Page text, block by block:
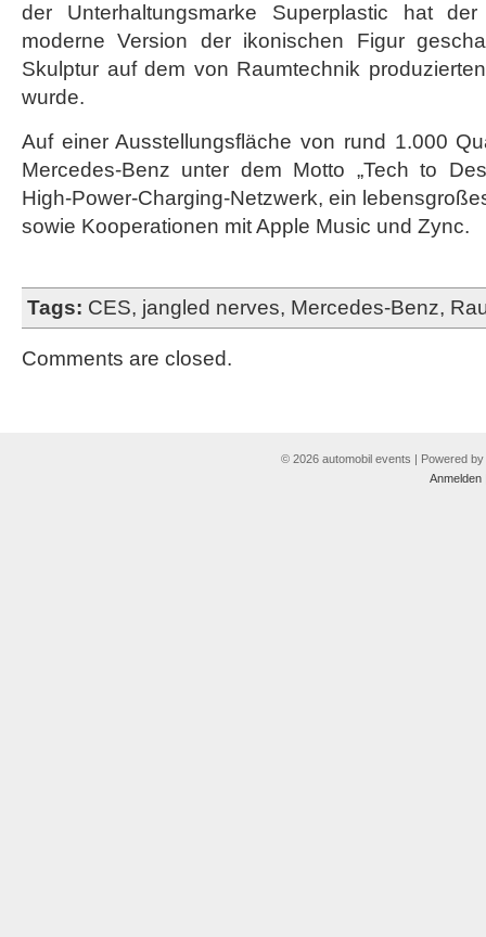
der Unterhaltungsmarke Superplastic hat
moderne Version der ikonischen Figur
Skulptur auf dem von Raumtechnik
wurde.
Auf einer Ausstellungsfläche von rund 1.000
Mercedes-Benz unter dem Motto „Tech to
High-Power-Charging-Netzwerk, ein
sowie Kooperationen mit Apple Music und Zync.
Tags: CES, jangled nerves, Mercedes-Benz,
Comments are closed.
© 2026 automobil events | Powered by
Anmelden|